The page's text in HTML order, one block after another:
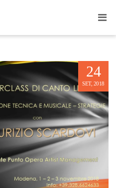
CANTO LIRICO
24
SET, 2018